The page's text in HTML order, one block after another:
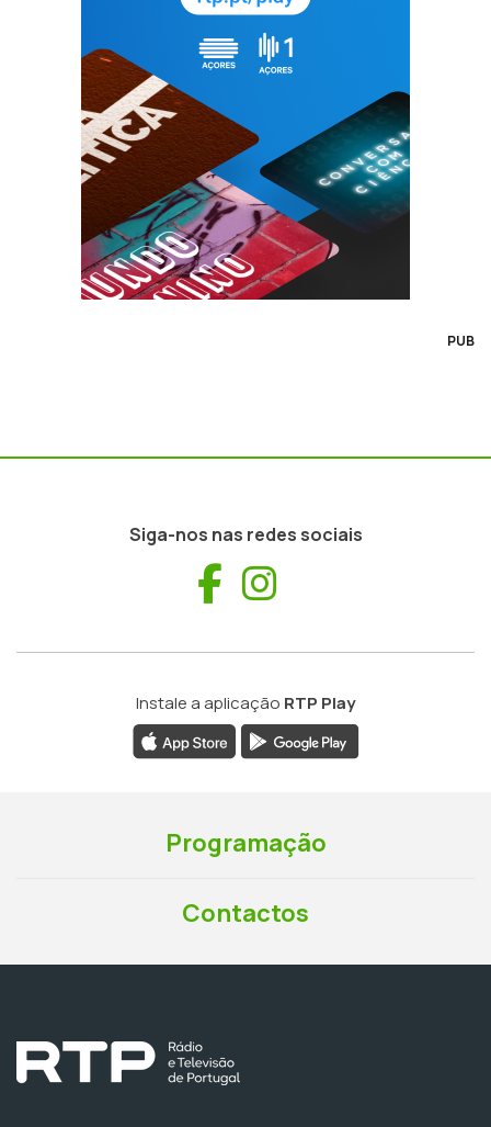
PUB
Siga-nos nas redes sociais
Facebook
Instale a aplicação RTP Play
Programação
Contactos